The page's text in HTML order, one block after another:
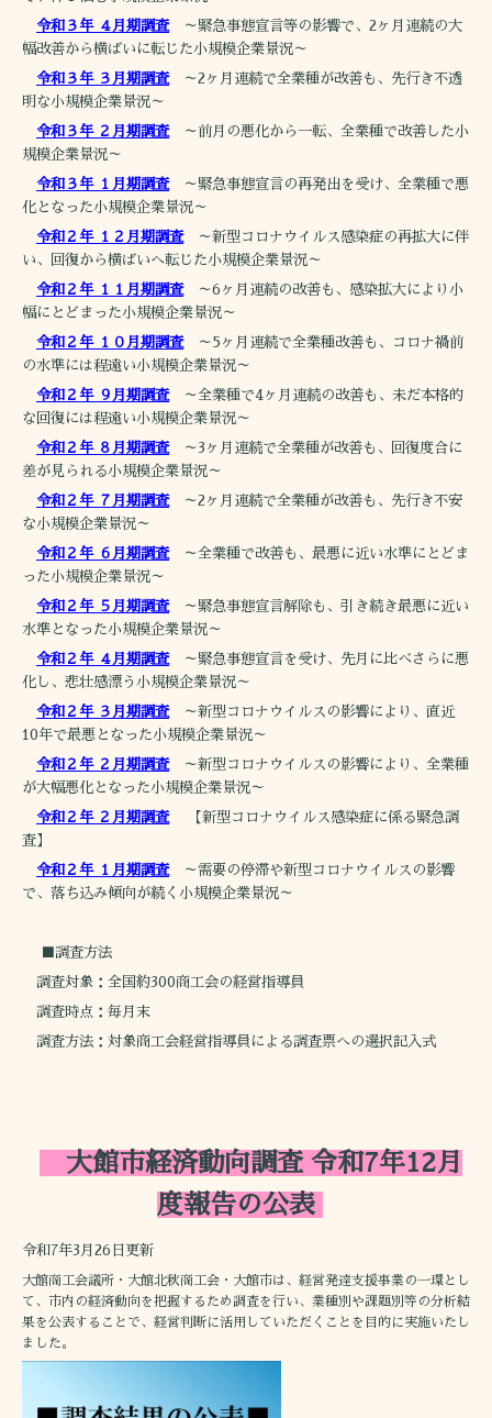
令和３年 ４月期調査～緊急事態宣言等の影響で、2ヶ月連続の大
幅改善から横ばいに転じた小規模企業景況～
令和３年 ３月期調査～2ヶ月連続で全業種が改善も、先行き不透
明な小規模企業景況～
令和３年 ２月期調査～前月の悪化から一転、全業種で改善した小
規模企業景況～
令和３年 １月期調査～緊急事態宣言の再発出を受け、全業種で悪
化となった小規模企業景況～
令和２年 １２月期調査～新型コロナウイルス感染症の再拡大に伴
い、回復から横ばいへ転じた小規模企業景況～
令和２年 １１月期調査～6ヶ月連続の改善も、感染拡大により小
幅にとどまった小規模企業景況～
令和２年 １０月期調査～5ヶ月連続で全業種改善も、コロナ禍前
の水準には程遠い小規模企業景況～
令和２年 ９月期調査～全業種で4ヶ月連続の改善も、未だ本格的
な回復には程遠い小規模企業景況～
令和２年 ８月期調査～3ヶ月連続で全業種が改善も、回復度合に
差が見られる小規模企業景況～
令和２年 ７月期調査～2ヶ月連続で全業種が改善も、先行き不安
な小規模企業景況～
令和２年 ６月期調査～全業種で改善も、最悪に近い水準にとどま
った小規模企業景況～
令和２年 ５月期調査～緊急事態宣言解除も、引き続き最悪に近い
水準となった小規模企業景況～
令和２年 ４月期調査～緊急事態宣言を受け、先月に比べさらに悪
化し、悲壮感漂う小規模企業景況～
令和２年 ３月期調査～新型コロナウイルスの影響により、直近
10年で最悪となった小規模企業景況～
令和２年 ２月期調査～新型コロナウイルスの影響により、全業種
が大幅悪化となった小規模企業景況～
令和２年 ２月期調査【新型コロナウイルス感染症に係る緊急調
査】
令和２年 １月期調査～需要の停滞や新型コロナウイルスの影響
で、落ち込み傾向が続く小規模企業景況～
■調査方法
調査対象：全国約300商工会の経営指導員
調査時点：毎月末
調査方法：対象商工会経営指導員による調査票への選択記入式
大館市経済動向調査 令和7年12月
度報告の公表
令和7年3月26日更新
大館商工会議所・大館北秋商工会・大館市は、経営発達支援事業の一環とし
て、市内の経済動向を把握するため調査を行い、業種別や課題別等の分析結
果を公表することで、経営判断に活用していただくことを目的に実施いたし
ました。